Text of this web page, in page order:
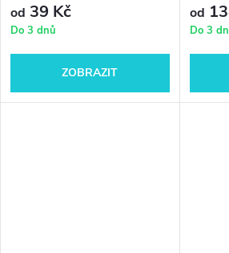
od 39 Kč
Do 3 dnů
ZOBRAZIT
od
Do 3